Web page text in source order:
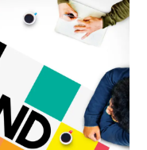
調査レポート
北海道本部
中部本部
近畿本部
四国本部
支援機関相談
関係機関のリンク集